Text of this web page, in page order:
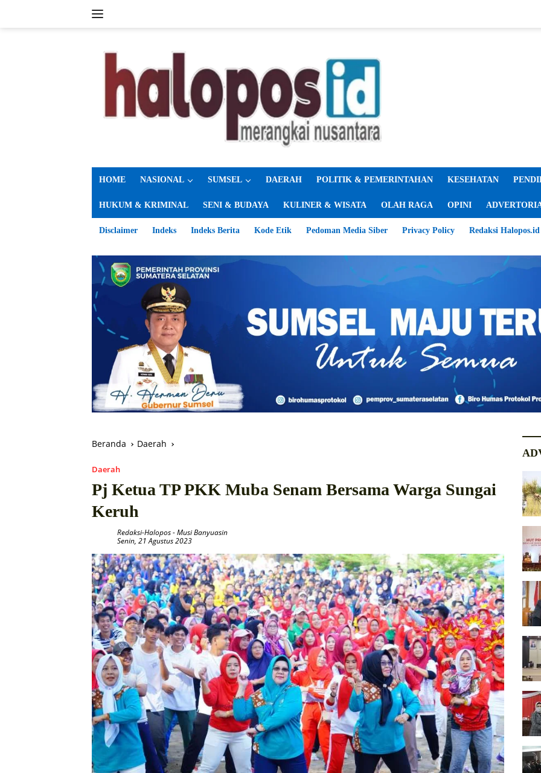
HOME NASIONAL SUMSEL DAERAH POLITIK & PEMERINTAHAN KESEHATAN
HUKUM & KRIMINAL SENI & BUDAYA KULINER & WISATA OLAH RAGA OPINI
Disclaimer Indeks Indeks Berita Kode Etik Pedoman Media Siber Privacy Policy Redaksi Halopos.id
Beranda Daerah
Daerah
Pj Ketua TP PKK Muba Senam Bersama Warga Sungai
Keruh
Redaksi-Halopos-Musi Banyuasin
Senin, 21 Agustus 2023